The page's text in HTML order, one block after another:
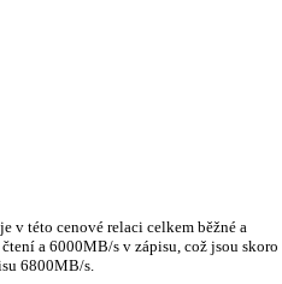
v této cenové relaci celkem běžné a
a 6000MB/s v zápisu, což jsou skoro
6800MB/s.